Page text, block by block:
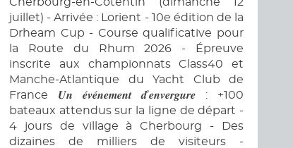
juillet) - Arrivée : Lorient - 10e édition de la
Drheam Cup - Course qualificative pour
la Route du Rhum 2026 - Épreuve
inscrite aux championnats Class40 et
Manche-Atlantique du Yacht Club de
France 𝑼𝒏 𝒆́𝒗𝒆́𝒏𝒆𝒎𝒆𝒏𝒕 𝒅’𝒆𝒏𝒗𝒆𝒓𝒈𝒖𝒓𝒆 : +100
bateaux attendus sur la ligne de départ -
4 jours de village à Cherbourg - Des
dizaines de milliers de visiteurs -